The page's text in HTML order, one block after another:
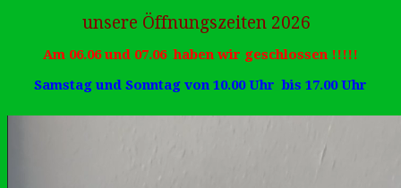
unsere Öffnungszeiten 2026
Am 06.06 und 07.06 haben wir geschlossen !!!!!
Samstag und Sonntag von 10.00 Uhr bis 17.00 Uhr